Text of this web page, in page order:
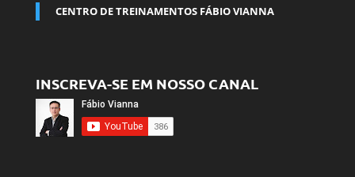
CENTRO DE TREINAMENTOS FÁBIO VIANNA
INSCREVA-SE EM NOSSO CANAL